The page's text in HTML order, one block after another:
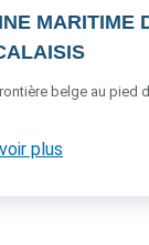
MARITIME
belge au pied
plus